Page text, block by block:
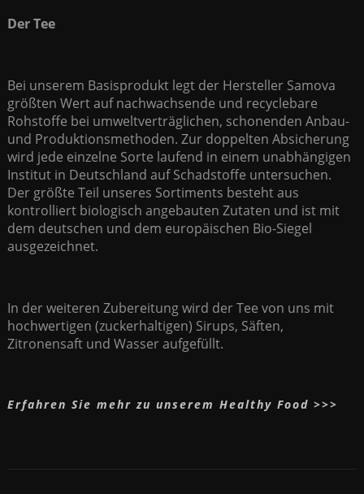
Der Tee
Bei unserem Basisprodukt legt der Hersteller Samova
größten Wert auf nachwachsende und recyclebare
Rohstoffe bei umweltverträglichen, schonenden Anbau-
und Produktionsmethoden. Zur doppelten Absicherung
wird jede einzelne Sorte laufend in einem unabhängigen
Institut in Deutschland auf Schadstoffe untersuchen.
Der größte Teil unseres Sortiments besteht aus
kontrolliert biologisch angebauten Zutaten und ist mit
dem deutschen und dem europäischen Bio-Siegel
ausgezeichnet.
In der weiteren Zubereitung wird der Tee von uns mit
hochwertigen (zuckerhaltigen) Sirups, Säften,
Zitronensaft und Wasser aufgefüllt.
Erfahren Sie mehr zu unserem Healthy Food >>>